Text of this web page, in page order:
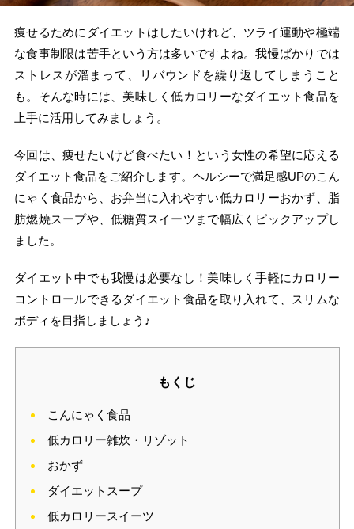
痩せるためにダイエットはしたいけれど、ツライ運動や極端
な食事制限は苦手という方は多いですよね。我慢ばかりでは
ストレスが溜まって、リバウンドを繰り返してしまうこと
も。そんな時には、美味しく低カロリーなダイエット食品を
上手に活用してみましょう。
今回は、痩せたいけど食べたい！という女性の希望に応える
ダイエット食品をご紹介します。ヘルシーで満足感UPのこん
にゃく食品から、お弁当に入れやすい低カロリーおかず、脂
肪燃焼スープや、低糖質スイーツまで幅広くピックアップし
ました。
ダイエット中でも我慢は必要なし！美味しく手軽にカロリー
コントロールできるダイエット食品を取り入れて、スリムな
ボディを目指しましょう♪
もくじ
こんにゃく食品
低カロリー雑炊・リゾット
おかず
ダイエットスープ
低カロリースイーツ